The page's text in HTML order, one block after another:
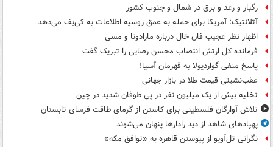
رگبار و رعد و برق در شمال و جنوب کشور
آتلانتیک: آمریکا برای حمله به عمق روسیه اطلاعات به کی‌یف می‌دهد
اظهار نظر عجیب فان خال درباره مارادونا و مسی
فرمانده کل ارتش انتصاب محسن رضایی را تبریک گفت
پاسخ منفی گواردیولا به قهرمان آسیا!
عقب‌نشینی قیمت طلا در بازار جهانی
تخلیه بیش از یک میلیون نفر در پی طوفان شدید در چین
تلاش آوارگان فلسطینی برای کاستن از گرمای طاقت فرسای تابستان
پهپادهای شاهد از دید رادارها پنهان می‌شوند
نگرانی تل‌آویو از پیوستن قاهره به «توافق مکه»